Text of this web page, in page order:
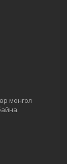
монгол